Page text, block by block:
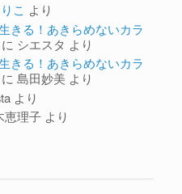
こ より
きる！あきらめないカラ
シエスタ より
きる！あきらめないカラ
島田妙美 より
より
恵理子より